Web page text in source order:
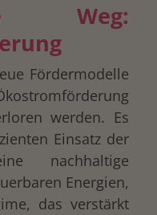
Weg:
Fördermodelle
werden. Es
Einsatz der
nachhaltige
Energien,
das verstärkt